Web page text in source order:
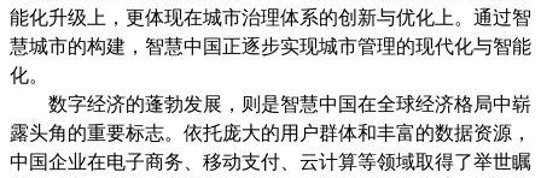
能化升级上，更体现在城市治理体系的创新与优化上。通过智
慧城市的构建，智慧中国正逐步实现城市管理的现代化与智能
化。
数字经济的蓬勃发展，则是智慧中国在全球经济格局中崭
露头角的重要标志。依托庞大的用户群体和丰富的数据资源，
中国企业在电子商务、移动支付、云计算等领域取得了举世瞩